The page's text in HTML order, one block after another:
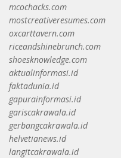
mcochacks.com
mostcreativeresumes.com
oxcarttavern.com
riceandshinebrunch.com
shoesknowledge.com
aktualinformasi.id
faktadunia.id
gapurainformasi.id
gariscakrawala.id
gerbangcakrawala.id
helvetianews.id
langitcakrawala.id